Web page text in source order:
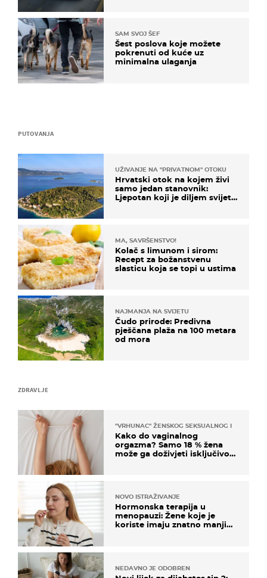
ZDRAVLJE
"VRHUNAC" ŽENSKOG SEKSUALNOG ISKUSTVA
Kako do vaginalnog
orgazma? Samo 18 % žena
može ga doživjeti isključivo
NOVO ISTRAŽIVANJE
Hormonska terapija u
menopauzi: Žene koje je
koriste imaju znatno manji
NEDAVNO JE ODOBREN
PUTOVANJA
UŽIVANJE NA "PRIVATNOM" OTOKU
Hrvatski otok na kojem živi
samo jedan stanovnik:
Ljepotan koji je diljem svijeta
MA, SAVRŠENSTVO!
Kolač s limunom i sirom:
Recept za božanstvenu
slasticu koja se topi u ustima
NAJMANJA NA SVIJETU
Čudo prirode: Predivna
pješčana plaža na 100 metara
od mora
SAM SVOJ ŠEF
Šest poslova koje možete
pokrenuti od kuće uz
minimalna ulaganja